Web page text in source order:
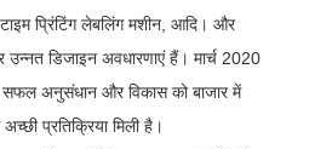
प्रिंटिंग लेबलिंग मशीन, आदि। और
डिजाइन अवधारणाएं हैं। मार्च 2020
अनुसंधान और विकास को बाजार में
प्रतिक्रिया मिली है।